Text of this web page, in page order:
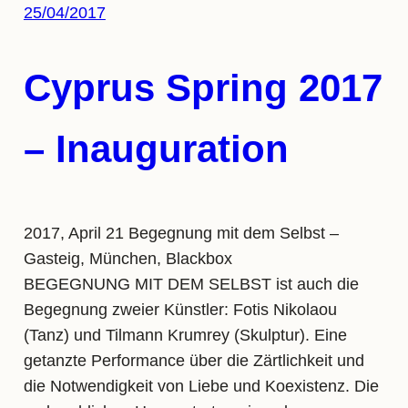
25/04/2017
Cyprus Spring 2017
– Inauguration
2017, April 21 Begegnung mit dem Selbst –
Gasteig, München, Blackbox
BEGEGNUNG MIT DEM SELBST ist auch die
Begegnung zweier Künstler: Fotis Nikolaou
(Tanz) und Tilmann Krumrey (Skulptur). Eine
getanzte Performance über die Zärtlichkeit und
die Notwendigkeit von Liebe und Koexistenz. Die